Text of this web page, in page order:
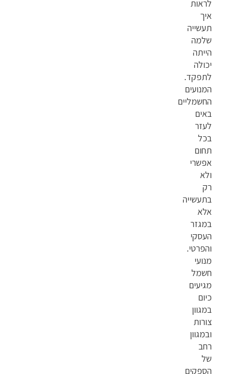
לראות
איך
תעשייה
שלמה
הייתה
יכולה
לתפקד.
המנועים
החשמליים
באים
לעזר
בכל
תחום
אפשרי
ולא
רק
בתעשייה
אלא
במגזר
העסקי
והפרטי.
מנועי
חשמל
מגיעים
כיום
במגוון
צורות
ובמגוון
רחב
של
הספקים